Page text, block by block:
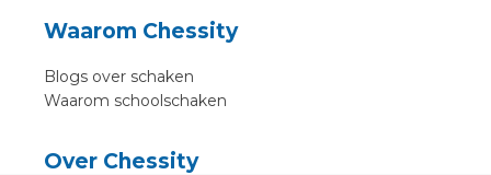
Waarom Chessity
Blogs over schaken
Waarom schoolschaken
Over Chessity